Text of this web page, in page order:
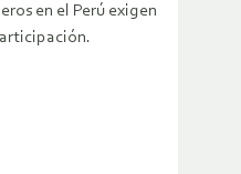
en el Perú exigen